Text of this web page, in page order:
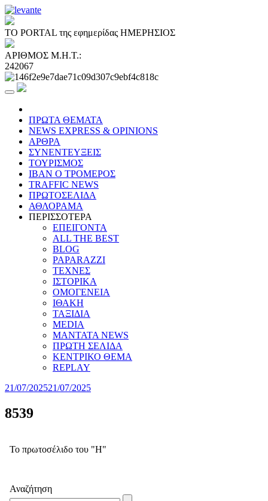
ΤΟ PORTAL της εφημερίδας ΗΜΕΡΗΣΙΟΣ
ΑΡΙΘΜΟΣ Μ.Η.Τ.:
242067
ΠΡΩΤΑ ΘΕΜΑΤΑ
NEWS EXPRESS & OPINIONS
ΑΡΘΡΑ
ΣΥΝΕΝΤΕΥΞΕΙΣ
ΤΟΥΡΙΣΜΟΣ
ΙΒΑΝ Ο ΤΡΟΜΕΡΟΣ
TRAFFIC NEWS
ΠΡΩΤΟΣΕΛΙΔΑ
ΑΘΛΟΡΑΜΑ
ΠΕΡΙΣΣΟΤΕΡΑ
ΕΠΕΙΓΟΝΤΑ
ALL THE BEST
BLOG
PAPARAZZI
ΤΕΧΝΕΣ
ΙΣΤΟΡΙΚΑ
ΟΜΟΓΕΝΕΙΑ
ΙΘΑΚΗ
ΤΑΞΙΔΙΑ
MEDIA
MANTATA NEWS
ΠΡΩΤΗ ΣΕΛΙΔΑ
ΚΕΝΤΡΙΚΟ ΘΕΜΑ
REPLAY
21/07/202521/07/2025
8539
Το πρωτοσέλιδο του "Η"
Αναζήτηση